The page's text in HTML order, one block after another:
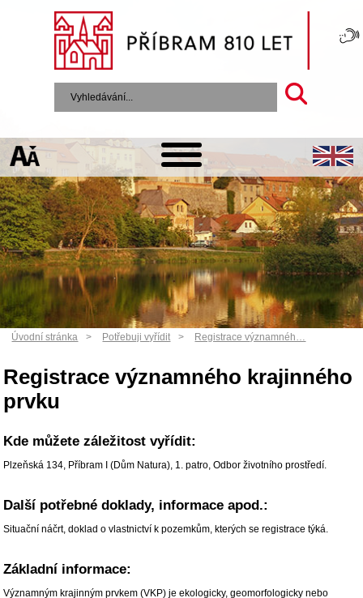
Úvodní stránka Potřebuji vyřídit Registrace významnéh…
Registrace významného krajinného
prvku
Kde můžete záležitost vyřídit:
Plzeňská 134, Příbram I (Dům Natura), 1. patro, Odbor životního prostředí.
Další potřebné doklady, informace apod.:
Situační náčrt, doklad o vlastnictví k pozemkům, kterých se registrace týká.
Základní informace:
Významným krajinným prvkem (VKP) je ekologicky, geomorfologicky nebo